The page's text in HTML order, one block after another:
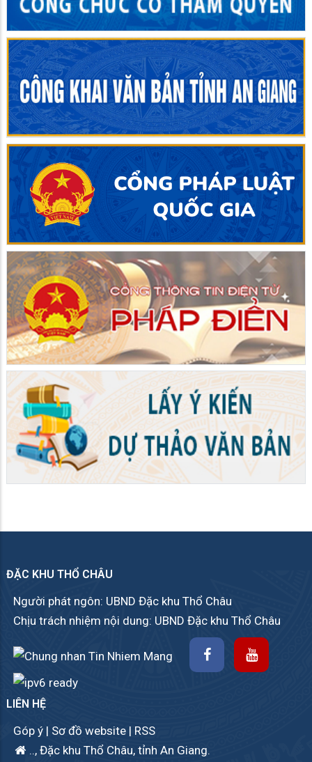
ĐẶC KHU THỔ CHÂU
Người phát ngôn: UBND Đặc khu Thổ Châu
Chịu trách nhiệm nội dung: UBND Đặc khu Thổ Châu
LIÊN HỆ
Góp ý | Sơ đồ website | RSS
.., Đặc khu Thổ Châu, tỉnh An Giang.